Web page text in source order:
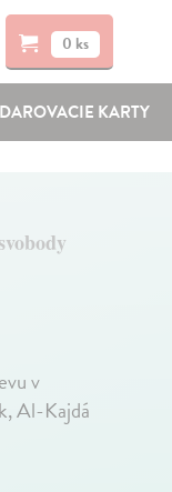
0 ks
DAROVACIE KARTY
v
Al-Kajdá